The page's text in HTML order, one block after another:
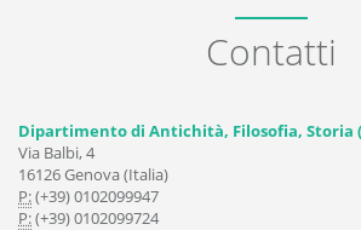
Contatti
Dipartimento di Antichità, Filosofia, Storia
Via Balbi, 4
16126 Genova (Italia)
P:(+39) 0102099947
P:(+39) 0102099724